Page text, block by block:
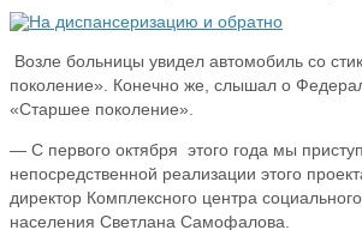
Возле больницы увидел автомобиль со
поколение». Конечно же, слышал о
«Старшее поколение».
— С первого октября этого года мы
непосредственной реализации этого
директор Комплексного центра
населения Светлана Самофалова.